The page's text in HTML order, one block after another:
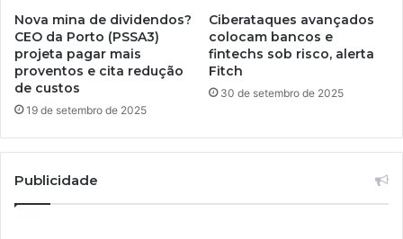
Nova mina de dividendos?
CEO da Porto (PSSA3)
projeta pagar mais
proventos e cita redução
de custos
19 de setembro de 2025
Ciberataques avançados
colocam bancos e
fintechs sob risco, alerta
Fitch
30 de setembro de 2025
Publicidade